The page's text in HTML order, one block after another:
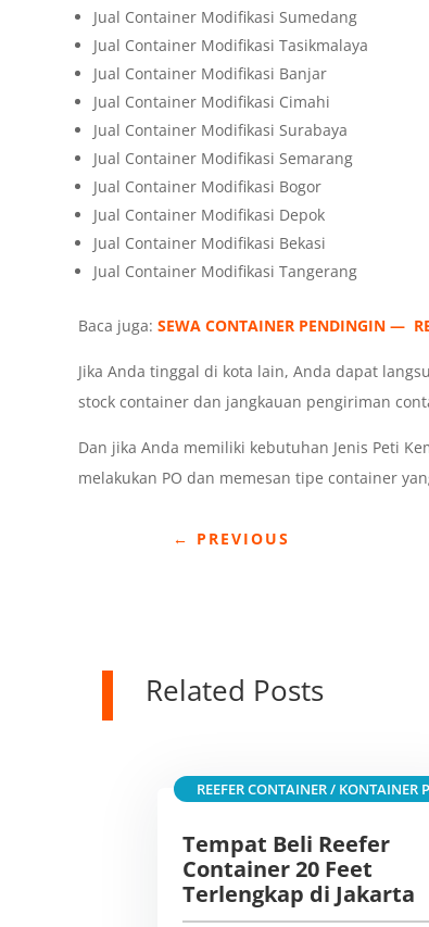
Jual Container Modifikasi Sumedang
Jual Container Modifikasi Tasikmalaya
Jual Container Modifikasi Banjar
Jual Container Modifikasi Cimahi
Jual Container Modifikasi Surabaya
Jual Container Modifikasi Semarang
Jual Container Modifikasi Bogor
Jual Container Modifikasi Depok
Jual Container Modifikasi Bekasi
Jual Container Modifikasi Tangerang
Baca juga: SEWA CONTAINER PENDINGIN —
Jika Anda tinggal di kota lain, Anda dapat
stock container dan jangkauan pengiriman
Dan jika Anda memiliki kebutuhan Jenis Peti
melakukan PO dan memesan tipe container
← PREVIOUS
Related Posts
Tempat Beli Reefer
Container 20 Feet
Terlengkap di Jakarta
REEFER CONTAINER / KONTAINER